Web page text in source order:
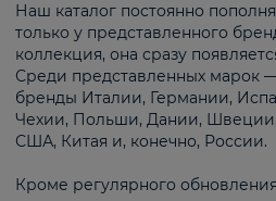
Наш каталог постоянно
только у представленного
коллекция, она сразу
Среди представленных марок
бренды Италии, Германии,
Чехии, Польши, Дании,
США, Китая и, конечно, России.
Кроме регулярного